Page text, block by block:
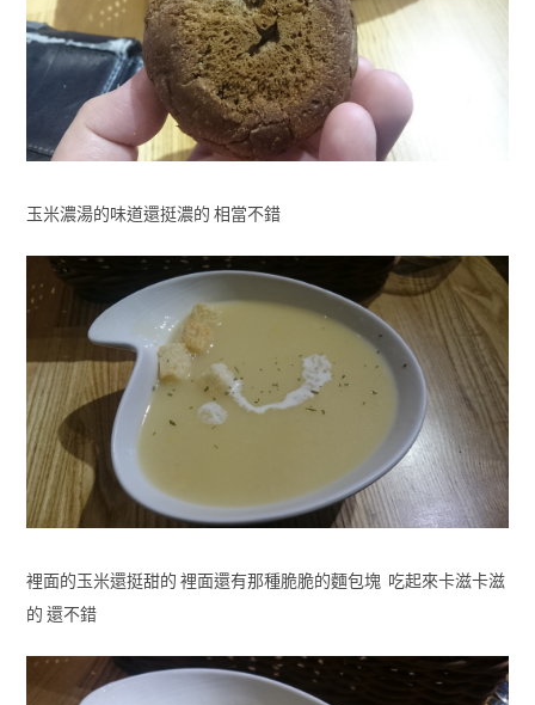
玉米濃湯的味道還挺濃的 相當不錯
裡面的玉米還挺甜的 裡面還有那種脆脆的麵包塊 吃起來卡滋卡滋
的 還不錯